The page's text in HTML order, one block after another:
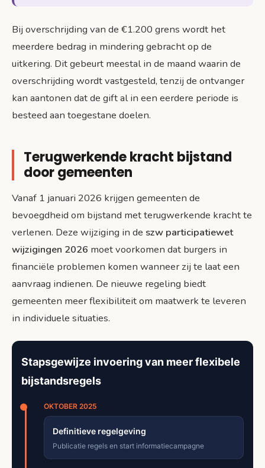
Bij overschrijding van de €1.200 grens wordt het
meerdere bedrag in mindering gebracht op de
uitkering. Dit gebeurt meestal in de maand waarin de
overschrijding wordt vastgesteld, tenzij de ontvanger
kan aantonen dat de gift al in een eerdere periode is
besteed aan toegestane doelen.
Terugwerkende kracht bijstand
door gemeenten
Vanaf 1 januari 2026 krijgen gemeenten de
bevoegdheid om bijstand met terugwerkende kracht te
verlenen. Deze wijziging in de szw participatiewet
wijzigingen 2026 moet voorkomen dat burgers in
financiële problemen komen wanneer zij te laat een
aanvraag indienen. De nieuwe regeling biedt
gemeenten meer flexibiliteit om maatwerk te leveren
in individuele situaties.
Stapsgewijze invoering van meer flexibele
bijstandsregels
OKTOBER 2025
Definitieve regelgeving
Publicatie regels en start informatiecampagne